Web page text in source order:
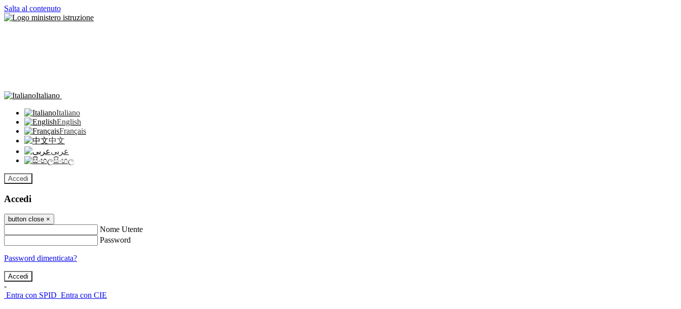
Salta al contenuto
Italiano
Italiano
English
Français
中文
عربى
සිංහල
Accedi
Accedi
button close ×
Nome Utente
Password
Password dimenticata?
-
Entra con SPID Entra con CIE